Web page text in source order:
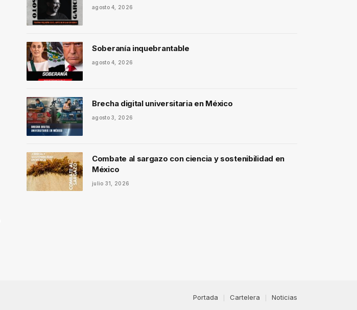
agosto 4, 2026
Soberanía inquebrantable
agosto 4, 2026
Brecha digital universitaria en México
agosto 3, 2026
Combate al sargazo con ciencia y sostenibilidad en
México
julio 31, 2026
Portada Cartelera Noticias